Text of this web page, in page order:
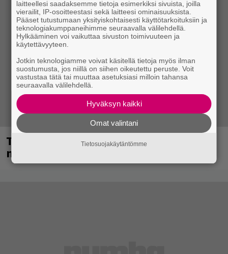
Tampereella sunnuntaina superpäivä –
nämä artistit mukana
laitteellesi saadaksemme tietoja esimerkiksi sivuista, joilla
vierailit, IP-osoitteestasi sekä laitteesi ominaisuuksista.
Pääset tutustumaan yksityiskohtaisesti käyttötarkoituksiin ja
teknologiakumppaneihimme seuraavalla välilehdellä.
Hylkääminen voi vaikuttaa sivuston toimivuuteen ja
käytettävyyteen.
Jotkin teknologiamme voivat käsitellä tietoja myös ilman
suostumusta, jos niillä on siihen oikeutettu peruste. Voit
vastustaa tätä tai muuttaa asetuksiasi milloin tahansa
seuraavalla välilehdellä.
Hyväksyn kaikki
Omat valintani
Tietosuojakäytäntömme